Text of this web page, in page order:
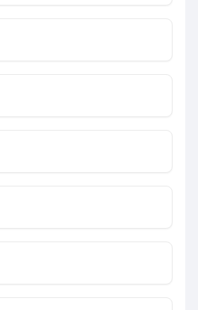
هل يمكنني جمع كود